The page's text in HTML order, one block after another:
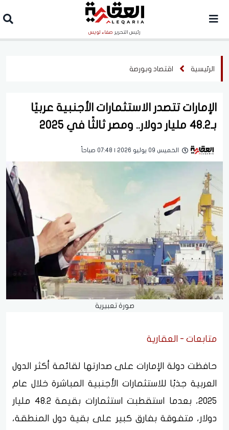
رئيس التحرير صفاء لويس
الرئيسية اقتصاد وبورصة
الإمارات تتصدر الاستثمارات الأجنبية عربيًا
بـ48.2 مليار دولار.. ومصر ثالثًا في 2025
الخميس 09 يوليو 2026 | 07:48 صباحاً
صورة تعبيرية
متابعات - العقارية
حافظت دولة الإمارات على صدارتها لقائمة أكثر الدول
العربية جذبًا للاستثمارات الأجنبية المباشرة خلال عام
2025، بعدما استقطبت استثمارات بقيمة 48.2 مليار
دولار، متفوقة بفارق كبير على بقية دول المنطقة،